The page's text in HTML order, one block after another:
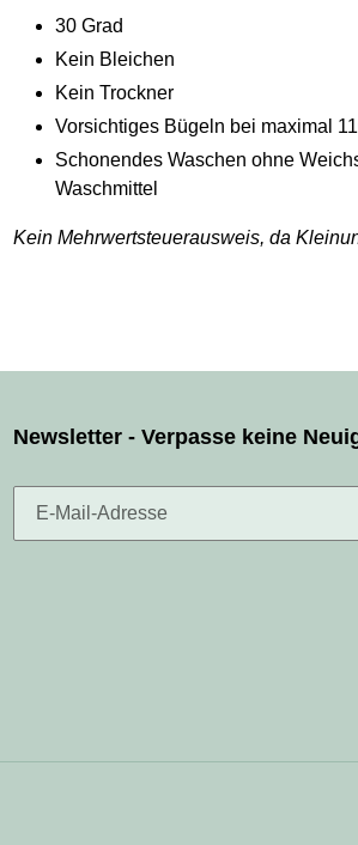
30 Grad
Kein Bleichen
Kein Trockner
Vorsichtiges Bügeln bei maximal
Schonendes Waschen ohne
Waschmittel
Kein Mehrwertsteuerausweis, da
Newsletter - Verpasse keine